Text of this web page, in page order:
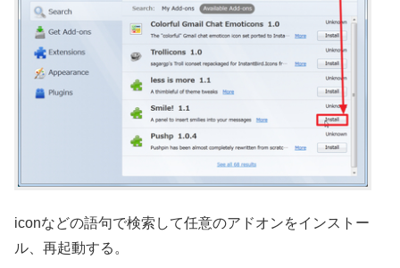
iconなどの語句で検索して任意のアドオンをインストー
ル、再起動する。